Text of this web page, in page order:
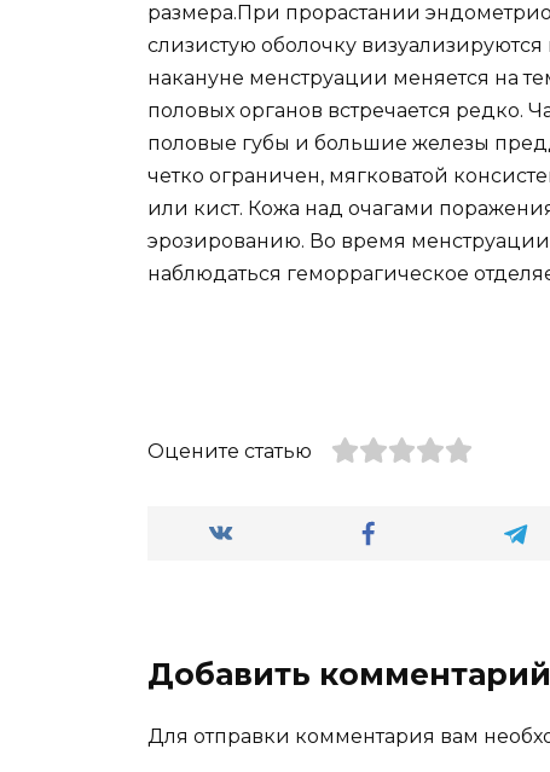
размера.При прорастании
слизистую оболочку
накануне менструации меняется на
половых органов встречается
половые губы и большие железы
четко ограничен, мягковатой
или кист. Кожа над очагами
эрозированию. Во время
наблюдаться геморрагическое
Оцените статью
Добавить комментарий
Для отправки комментария вам